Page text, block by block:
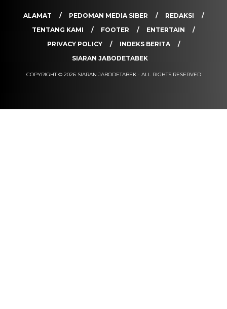
ALAMAT PEDOMAN MEDIA SIBER
REDAKSI
TENTANG KAMI
FOOTER
ENTERTAIN
PRIVACY POLICY
INDEKS BERITA
SIARAN JABODETABEK
COPYRIGHT © 2026 SIARAN JABODETABEK - ALL RIGHTS RESERVED